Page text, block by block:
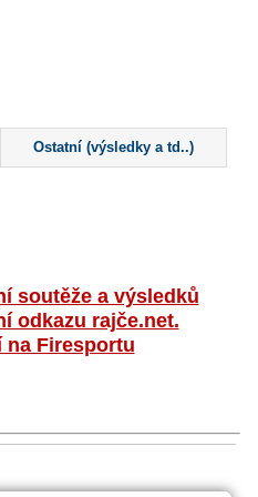
Ostatní (výsledky a td..)
soutěže a výsledků
odkazu rajče.net.
na Firesportu